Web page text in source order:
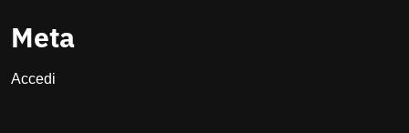
Meta
Accedi